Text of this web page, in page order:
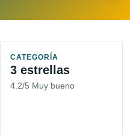
CATEGORÍA
3 estrellas
4.2/5 Muy bueno